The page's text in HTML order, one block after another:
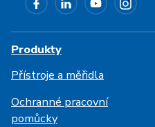
Produkty
Přístroje a měřidla
Ochranné pracovní
pomůcky